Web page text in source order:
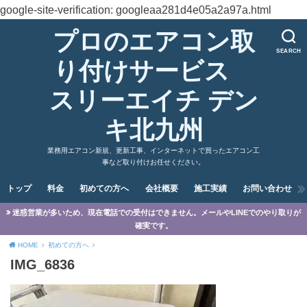
google-site-verification: googleaa281d4e05a2a97a.html
SEARCH
プロのエアコン取
り付けサービス
スリーエイチ デン
キ北九州
業務用エアコン新規、更新工事、インターネットで買ったエアコン工
事など取り付けお任せください。
トップ 料金 初めての方へ 会社概要 施工実績 お問い合わせ
迷惑営業が多いため、現在電話での受付はできません。メールやLINEでのやり取りが
確実です。
HOME 初めての方へ
IMG_6836